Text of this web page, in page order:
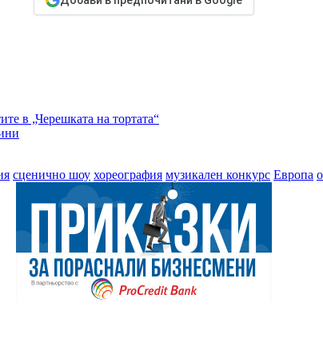
в „Черешката на тортата“
сценично шоу хореография музикален конкурс Европа